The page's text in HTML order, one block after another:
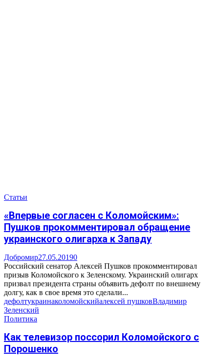
Статьи
«Впервые согласен с Коломойским»:
Пушков прокомментировал обращение
украинского олигарха к Западу
Добромир27.05.20190
Российский сенатор Алексей Пушков прокомментировал
призыв Коломойского к Зеленскому. Украинский олигарх
призвал президента страны объявить дефолт по внешнему
долгу, как в свое время это сделали...
дефолтукраинаколомойскийалексей пушковВладимир
Зеленский
Политика
Как телевизор поссорил Коломойского с
Порошенко